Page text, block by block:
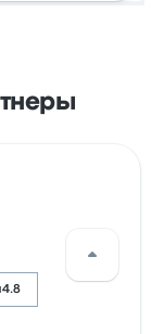
4.8